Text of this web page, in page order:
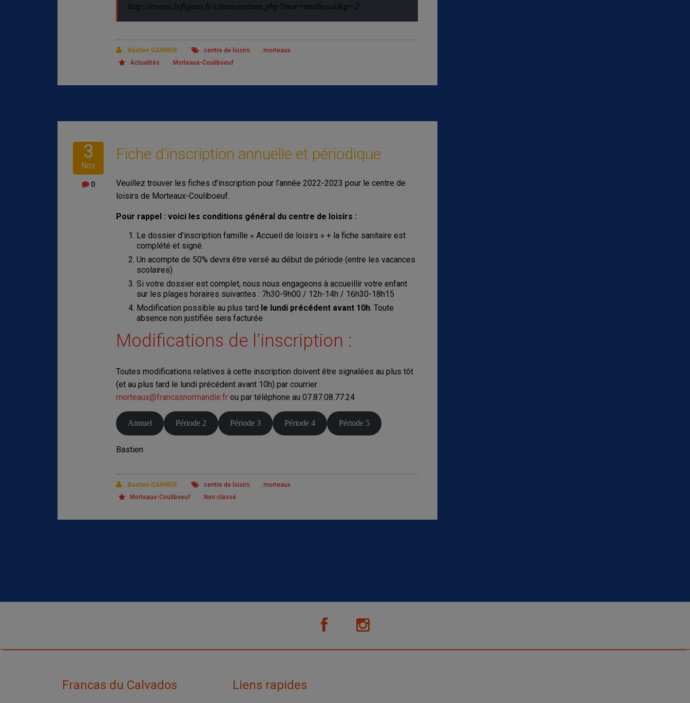
http://evene.lefigaro.fr/citations/mot.php?mot=medieval&p=2
Bastien GARNIER centre de loisirs
morteaux
Actualités
Morteaux-Couliboeuf
3
Nov
0
Fiche d’inscription annuelle et périodique
Veuillez trouver les fiches d’inscription pour l’année 2022-2023 pour le centre de
loisirs de Morteaux-Couliboeuf.
Pour rappel : voici les conditions général du centre de loisirs :
Le dossier d’inscription famille « Accueil de loisirs » + la fiche sanitaire est
complété et signé.
Un acompte de 50% devra être versé au début de période (entre les vacances
scolaires)
Si votre dossier est complet, nous nous engageons à accueillir votre enfant
sur les plages horaires suivantes : 7h30-9h00 / 12h-14h / 16h30-18h15
Modification possible au plus tard le lundi précédent avant 10h. Toute
absence non justifiée sera facturée
Modifications de l’inscription :
Toutes modifications relatives à cette inscription doivent être signalées au plus tôt
(et au plus tard le lundi précédent avant 10h) par courrier :
morteaux@francasnormandie.frou par téléphone au 07.87.08.77.24
Annuel Période 2 Période 3 Période 4 Période 5
Bastien
Bastien GARNIER centre de loisirs
morteaux
Morteaux-Couliboeuf
Non classé
Francas du Calvados Liens rapides